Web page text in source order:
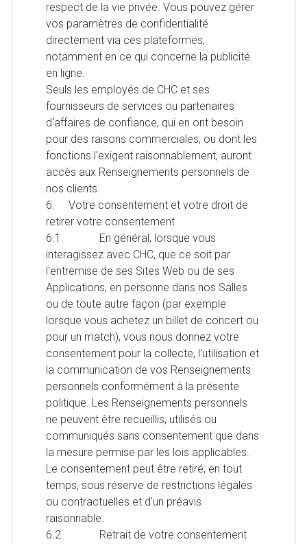
respect de la vie privée. Vous pouvez gérer
vos paramètres de confidentialité
directement via ces plateformes,
notamment en ce qui concerne la publicité
en ligne.
Seuls les employés de CHC et ses
fournisseurs de services ou partenaires
d'affaires de confiance, qui en ont besoin
pour des raisons commerciales, ou dont les
fonctions l'exigent raisonnablement, auront
accès aux Renseignements personnels de
nos clients.
6. Votre consentement et votre droit de
retirer votre consentement
6.1. En général, lorsque vous
interagissez avec CHC, que ce soit par
l'entremise de ses Sites Web ou de ses
Applications, en personne dans nos Salles
ou de toute autre façon (par exemple
lorsque vous achetez un billet de concert ou
pour un match), vous nous donnez votre
consentement pour la collecte, l'utilisation et
la communication de vos Renseignements
personnels conformément à la présente
politique. Les Renseignements personnels
ne peuvent être recueillis, utilisés ou
communiqués sans consentement que dans
la mesure permise par les lois applicables.
Le consentement peut être retiré, en tout
temps, sous réserve de restrictions légales
ou contractuelles et d'un préavis
raisonnable.
6.2. Retrait de votre consentement